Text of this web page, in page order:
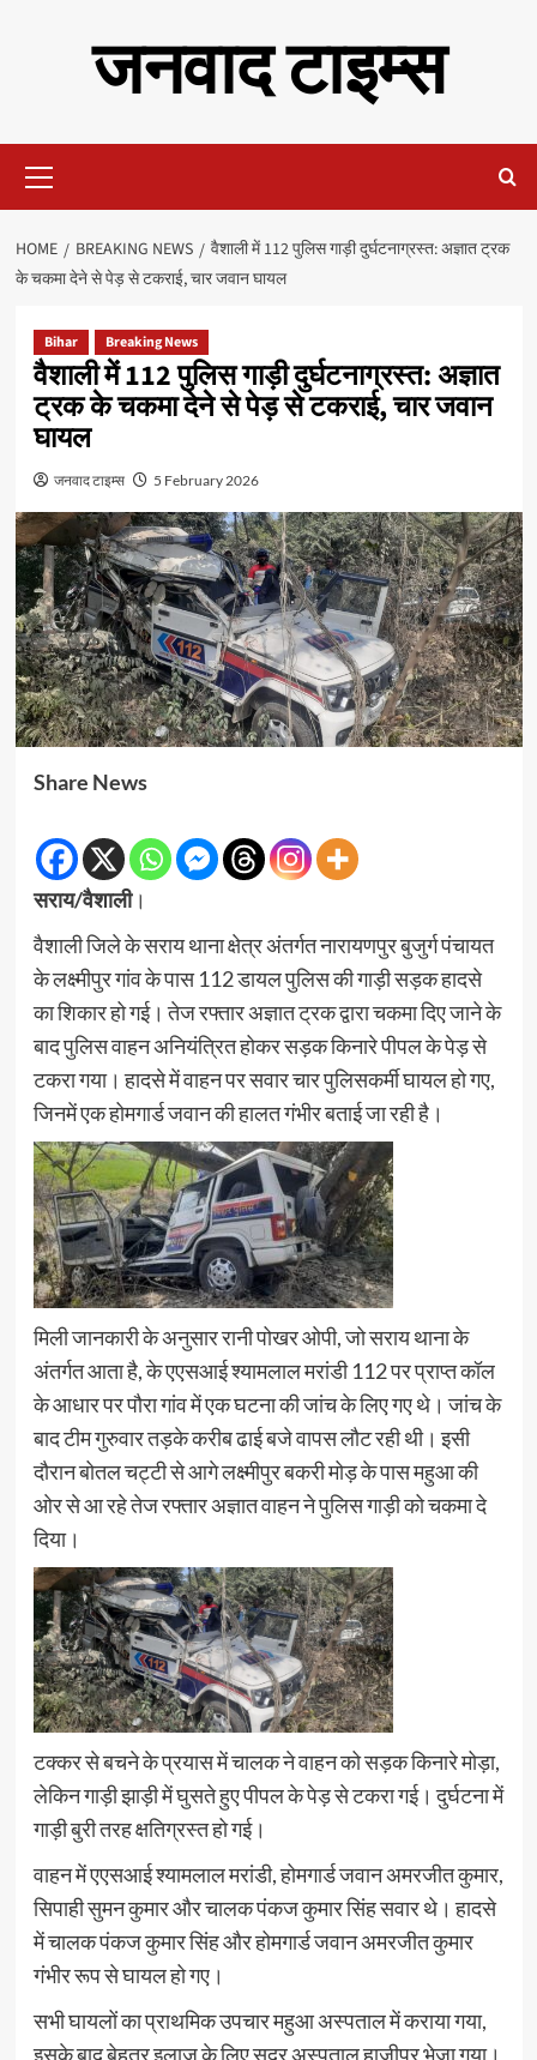
जनवाद टाइम्स
Menu
HOME BREAKING NEWS
वैशाली में 112 पुलिस गाड़ी दुर्घटनाग्रस्त: अज्ञात ट्रक
के चकमा देने से पेड़ से टकराई, चार जवान घायल
Bihar Breaking News
वैशाली में 112 पुलिस गाड़ी दुर्घटनाग्रस्त: अज्ञात
ट्रक के चकमा देने से पेड़ से टकराई, चार जवान
घायल
जनवाद टाइम्स 5 February 2026
Share News
सराय/वैशाली।
वैशाली जिले के सराय थाना क्षेत्र अंतर्गत नारायणपुर बुजुर्ग पंचायत
के लक्ष्मीपुर गांव के पास 112 डायल पुलिस की गाड़ी सड़क हादसे
का शिकार हो गई। तेज रफ्तार अज्ञात ट्रक द्वारा चकमा दिए जाने के
बाद पुलिस वाहन अनियंत्रित होकर सड़क किनारे पीपल के पेड़ से
टकरा गया। हादसे में वाहन पर सवार चार पुलिसकर्मी घायल हो गए,
जिनमें एक होमगार्ड जवान की हालत गंभीर बताई जा रही है।
मिली जानकारी के अनुसार रानी पोखर ओपी, जो सराय थाना के
अंतर्गत आता है, के एएसआई श्यामलाल मरांडी 112 पर प्राप्त कॉल
के आधार पर पौरा गांव में एक घटना की जांच के लिए गए थे। जांच के
बाद टीम गुरुवार तड़के करीब ढाई बजे वापस लौट रही थी। इसी
दौरान बोतल चट्टी से आगे लक्ष्मीपुर बकरी मोड़ के पास महुआ की
ओर से आ रहे तेज रफ्तार अज्ञात वाहन ने पुलिस गाड़ी को चकमा दे
दिया।
टक्कर से बचने के प्रयास में चालक ने वाहन को सड़क किनारे मोड़ा,
लेकिन गाड़ी झाड़ी में घुसते हुए पीपल के पेड़ से टकरा गई। दुर्घटना में
गाड़ी बुरी तरह क्षतिग्रस्त हो गई।
वाहन में एएसआई श्यामलाल मरांडी, होमगार्ड जवान अमरजीत कुमार,
सिपाही सुमन कुमार और चालक पंकज कुमार सिंह सवार थे। हादसे
में चालक पंकज कुमार सिंह और होमगार्ड जवान अमरजीत कुमार
गंभीर रूप से घायल हो गए।
सभी घायलों का प्राथमिक उपचार महुआ अस्पताल में कराया गया,
इसके बाद बेहतर इलाज के लिए सदर अस्पताल हाजीपुर भेजा गया।